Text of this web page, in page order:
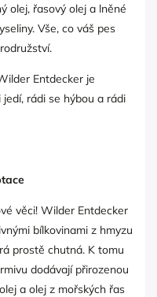
olej, řasový olej a lněné
Vše, co váš pes
Entdecker je
rádi se hýbou a rádi
věci! Wilder Entdecker
bílkovinami z hmyzu
prostě chutná. K tomu
dodávají přirozenou
a olej z mořských řas